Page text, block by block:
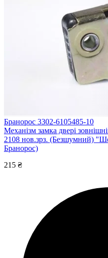
Бранорос 3302-6105485-10
Механізм замка двері
2108 нов.зрз. (Безшумний)
Бранорос)
215 ₴